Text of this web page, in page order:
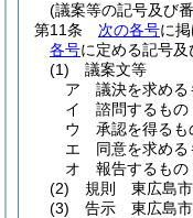
(議案等の記号及び
第11条
次の各号に
各号に定める記号及
(1)
議案文等
ア
議決を求め
イ
諮問するも
ウ
承認を得る
エ
同意を求め
オ
報告するも
(2)
規則 東広島
(3)
告示 東広島